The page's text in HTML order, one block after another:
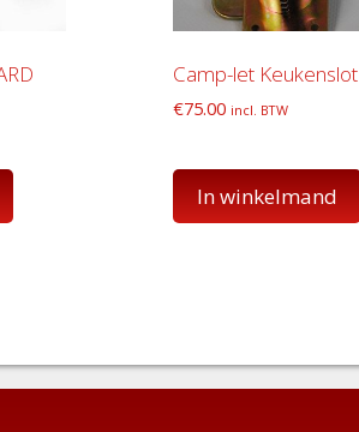
Camp-let Keukenslot
€75.00 incl. BTW
In winkelmand